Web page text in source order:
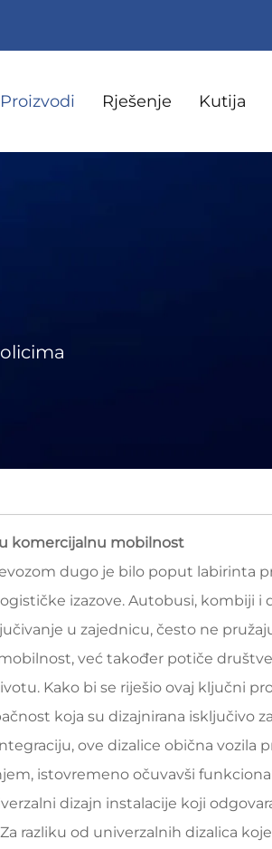
Proizvodi Rješenje Kutija
komercijalnu mobilnost
dugo je bilo poput labirinta
izazove. Autobusi, kombiji i
u zajednicu, često ne
već također potiče
Kako bi se riješio ovaj ključni
koja su dizajnirana isključivo
ove dizalice obična vozila
istovremeno očuvavši
dizajn instalacije koji
razliku od univerzalnih dizalica